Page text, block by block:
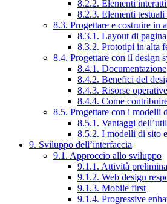
8.2.2. Elementi
8.2.3. Elementi
8.3. Progettare e costruire in
8.3.1. Layout di pagina
8.3.2. Prototipi in alta
8.4. Progettare con il design
8.4.1. Documentazione
8.4.2. Benefici del
8.4.3. Risorse operative
8.4.4. Come
8.5. Progettare con i modelli
8.5.1. Vantaggi
8.5.2. I modelli di sito
9. Sviluppo dell’interfaccia
9.1. Approccio allo sviluppo
9.1.1. Attività
9.1.2. Web design
9.1.3. Mobile first
9.1.4. Progressive